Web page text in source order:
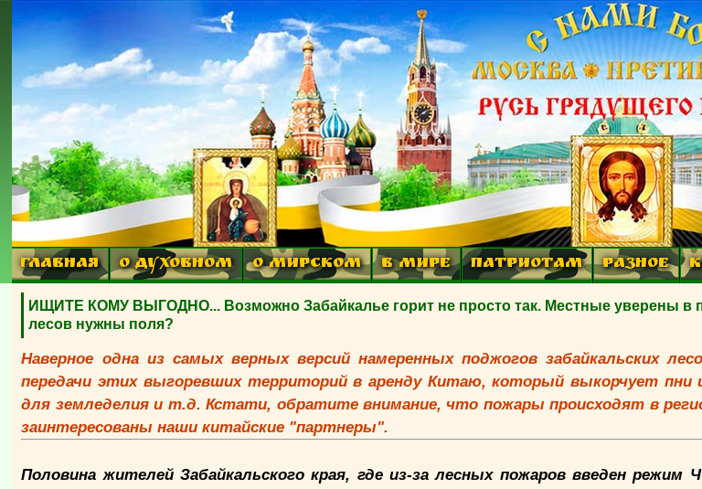
ГЛАВНАЯ О ДУХОВНОМ О МИРСКОМ В МИРЕ ПАТРИОТАМ РАЗНОЕ
ИЩИТЕ КОМУ ВЫГОДНО... Возможно Забайкалье горит не просто так. Местные уверены в
лесов нужны поля?
Наверное одна из самых верных версий намеренных поджогов забайкальских
передачи этих выгоревших территорий в аренду Китаю, который выкорчует пни
для земледелия и т.д. Кстати, обратите внимание, что пожары происходят в
заинтересованы наши китайские "партнеры".
Половина жителей Забайкальского края, где из-за лесных пожаров введен режим